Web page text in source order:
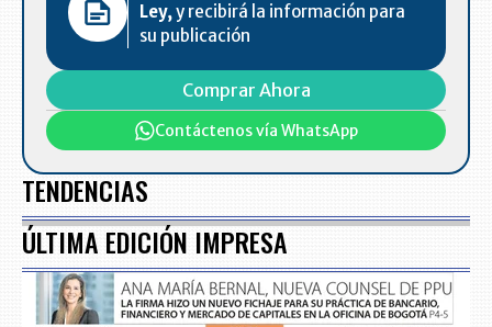
Ley,y recibirá la información para
su publicación
Comprar Ahora
Contáctenos vía WhatsApp
TENDENCIAS
ÚLTIMA EDICIÓN IMPRESA